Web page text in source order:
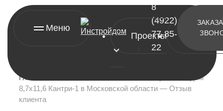
Меню
Проекты
8
(4922)
77-85-
22
Главная
Каркасный дом
8,7х11,6 Кантри-1 в Московской области — Отзыв
клиента